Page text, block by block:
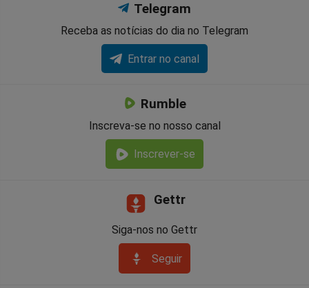
Telegram
Receba as notícias do dia no Telegram
Entrar no canal
Rumble
Inscreva-se no nosso canal
Inscrever-se
Gettr
Siga-nos no Gettr
Seguir